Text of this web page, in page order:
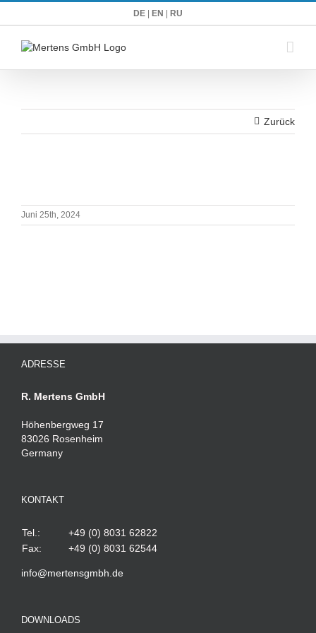
DE EN RU
Zurück
Juni 25th, 2024
ADRESSE
R. Mertens GmbH
Höhenbergweg 17
83026 Rosenheim
Germany
KONTAKT
Tel.:
+49 (0) 8031 62822
Fax:
+49 (0) 8031 62544
info@mertensgmbh.de
DOWNLOADS